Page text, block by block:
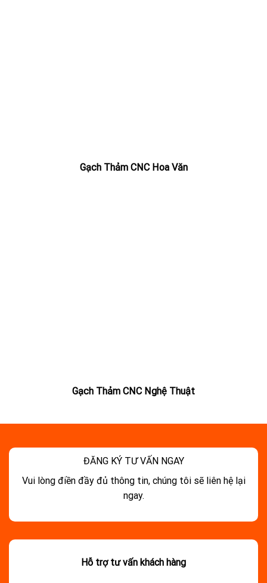
Gạch Thảm CNC Hoa Văn
Gạch Thảm CNC Nghệ Thuật
ĐĂNG KÝ TƯ VẤN NGAY
Vui lòng điền đầy đủ thông tin, chúng tôi sẽ liên hệ lại
ngay.
Hỗ trợ tư vấn khách hàng